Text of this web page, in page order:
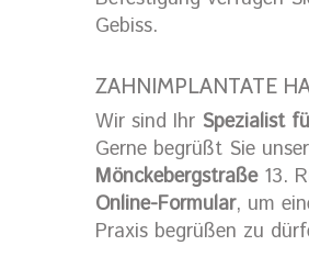
Gebiss.
ZAHNIMPLANTATE
Wir sind Ihr Spezialist
Gerne begrüßt Sie
Mönckebergstraße13.
Online-Formular, um
Praxis begrüßen zu